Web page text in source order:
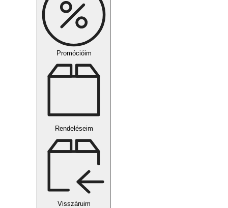
Promócióim
Rendeléseim
Visszáruim